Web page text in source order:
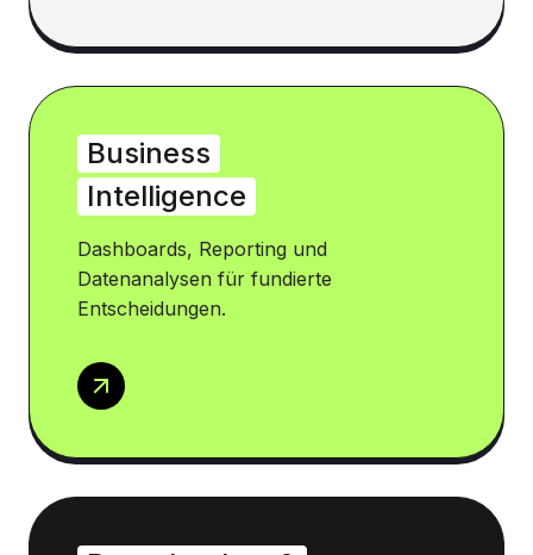
Business
Intelligence
Dashboards, Reporting und
Datenanalysen für fundierte
Entscheidungen.